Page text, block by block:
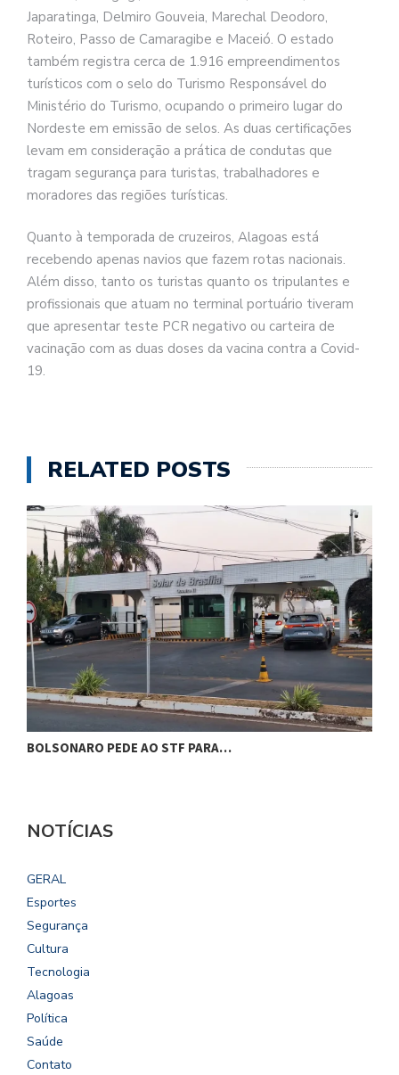
Japaratinga, Delmiro Gouveia, Marechal Deodoro,
Roteiro, Passo de Camaragibe e Maceió. O estado
também registra cerca de 1.916 empreendimentos
turísticos com o selo do Turismo Responsável do
Ministério do Turismo, ocupando o primeiro lugar do
Nordeste em emissão de selos. As duas certificações
levam em consideração a prática de condutas que
tragam segurança para turistas, trabalhadores e
moradores das regiões turísticas.
Quanto à temporada de cruzeiros, Alagoas está
recebendo apenas navios que fazem rotas nacionais.
Além disso, tanto os turistas quanto os tripulantes e
profissionais que atuam no terminal portuário tiveram
que apresentar teste PCR negativo ou carteira de
vacinação com as duas doses da vacina contra a Covid-
19.
RELATED POSTS
BOLSONARO PEDE AO STF PARA…
NOTÍCIAS
GERAL
Esportes
Segurança
Cultura
Tecnologia
Alagoas
Política
Saúde
Contato